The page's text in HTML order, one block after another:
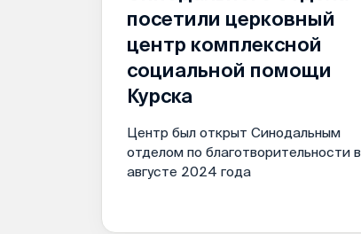
посетили церковный
центр комплексной
социальной помощи
Курска
Центр был открыт Синодальным
отделом по благотворительности в
августе 2024 года